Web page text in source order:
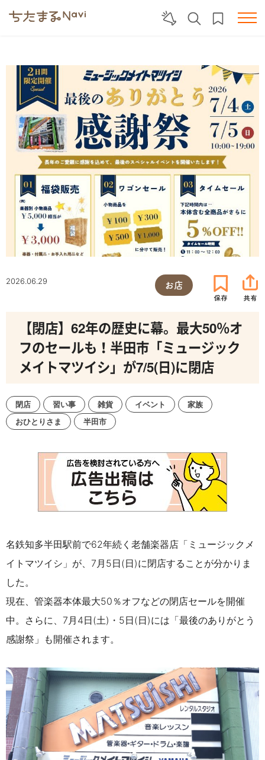
2026.06.29 お店
【閉店】62年の歴史に幕。最大50％オ
フのセールも！半田市「ミュージック
メイトマツイシ」が7/5(日)に閉店
閉店 習い事 雑貨 イベント
家族
おひとりさま
半田市
名鉄知多半田駅前で62年続く老舗楽器店「ミュージックメ
イトマツイシ」が、7月5日(日)に閉店することが分かりま
した。
現在、管楽器本体最大50％オフなどの閉店セールを開催
中。さらに、7月4日(土)・5日(日)には「最後のありがとう
感謝祭」も開催されます。